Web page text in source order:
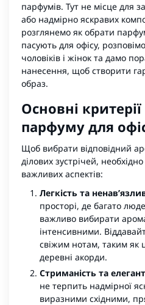
парфумів. Тут не місце для
або надмірно яскравих
розглянемо як обрати
пасують для офісу,
чоловіків і жінок та дамо
нанесення, щоб створити
образ.
Основні
парфуму для
Щоб вибрати відповідний
ділових зустрічей,
важливих аспектів:
Легкість та
просторі, де багато
важливо вибирати
інтенсивними.
свіжим нотам, таким як
деревні акорди.
Стриманість та
не терпить надмірної
виразними східними,